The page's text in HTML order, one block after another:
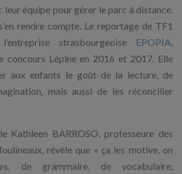
leur équipe pour gérer le parc à distance.
rendre compte. Le reportage de TF1
strasbourgeoise EPOPIA,
concours Lépine en 2016 et 2017. Elle
aux enfants le goût de la lecture, de
mais aussi de les réconcilier
Kathleen BARROSO, professeure des
révèle que « ça les motive, on
de grammaire, de vocabulaire,